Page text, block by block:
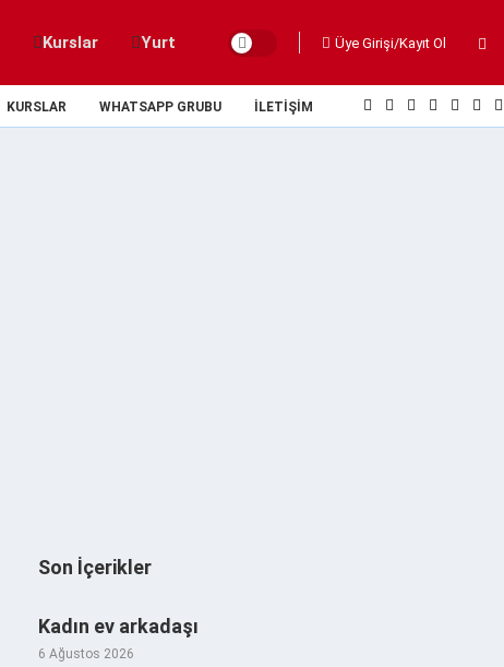
Kurslar Yurt Üye Girişi/Kayıt Ol
KURSLAR WHATSAPP GRUBU İLETIŞIM
Son İçerikler
Kadın ev arkadaşı
6 Ağustos 2026